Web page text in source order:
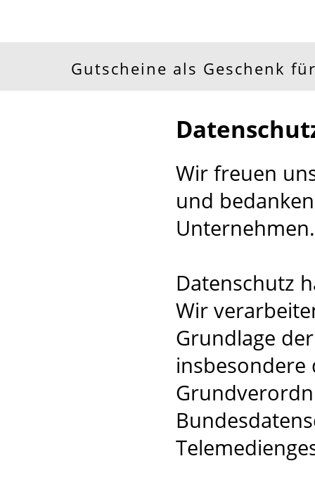
Gutscheine als Geschenk
Wir freuen
und
Unternehmen.
Datenschutz
Wir
Grundlage
insbesondere